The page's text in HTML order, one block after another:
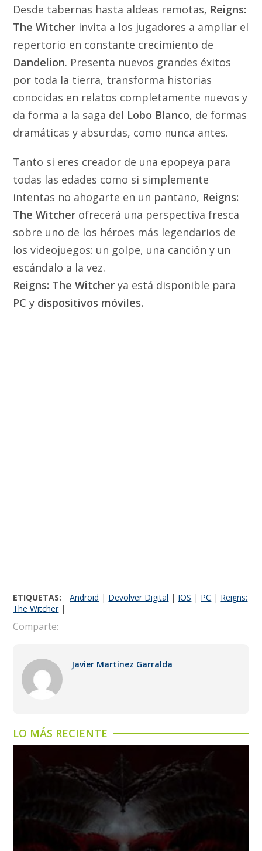
Desde tabernas hasta aldeas remotas, Reigns:
The Witcher invita a los jugadores a ampliar el
repertorio en constante crecimiento de
Dandelion. Presenta nuevos grandes éxitos
por toda la tierra, transforma historias
conocidas en relatos completamente nuevos y
da forma a la saga del Lobo Blanco, de formas
dramáticas y absurdas, como nunca antes.
Tanto si eres creador de una epopeya para
todas las edades como si simplemente
intentas no ahogarte en un pantano, Reigns:
The Witcher ofrecerá una perspectiva fresca
sobre uno de los héroes más legendarios de
los videojuegos: un golpe, una canción y un
escándalo a la vez.
Reigns: The Witcher ya está disponible para
PCy dispositivos móviles.
ETIQUETAS: Android | Devolver Digital | IOS | PC | Reigns:
The Witcher|
Comparte:
Javier Martinez Garralda
LO MÁS RECIENTE